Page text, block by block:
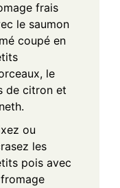
frais
le saumon
coupé en
le
de citron et
ou
les
pois avec